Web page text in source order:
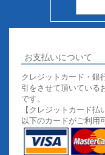
お支払いについて
クレジットカード・銀
引をさせて頂いている
です。
【クレジットカード払
以下のカードがご利用